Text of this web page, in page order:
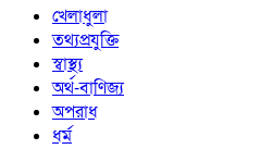
খেলাধুলা
তথ্যপ্রযুক্তি
স্বাস্থ্য
অর্থ-বাণিজ্য
অপরাধ
ধর্ম